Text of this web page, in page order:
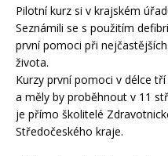
Pilotní kurz si v krajském
Seznámili se s použitím
první pomoci při
života.
Kurzy první pomoci v délce
a měly by proběhnout v 11
je přímo školitelé
Středočeského kraje.